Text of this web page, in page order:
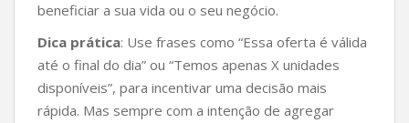
beneficiar a sua vida ou o seu negócio.
Dica prática: Use frases como “Essa oferta é válida
até o final do dia” ou “Temos apenas X unidades
disponíveis”, para incentivar uma decisão mais
rápida. Mas sempre com a intenção de agregar